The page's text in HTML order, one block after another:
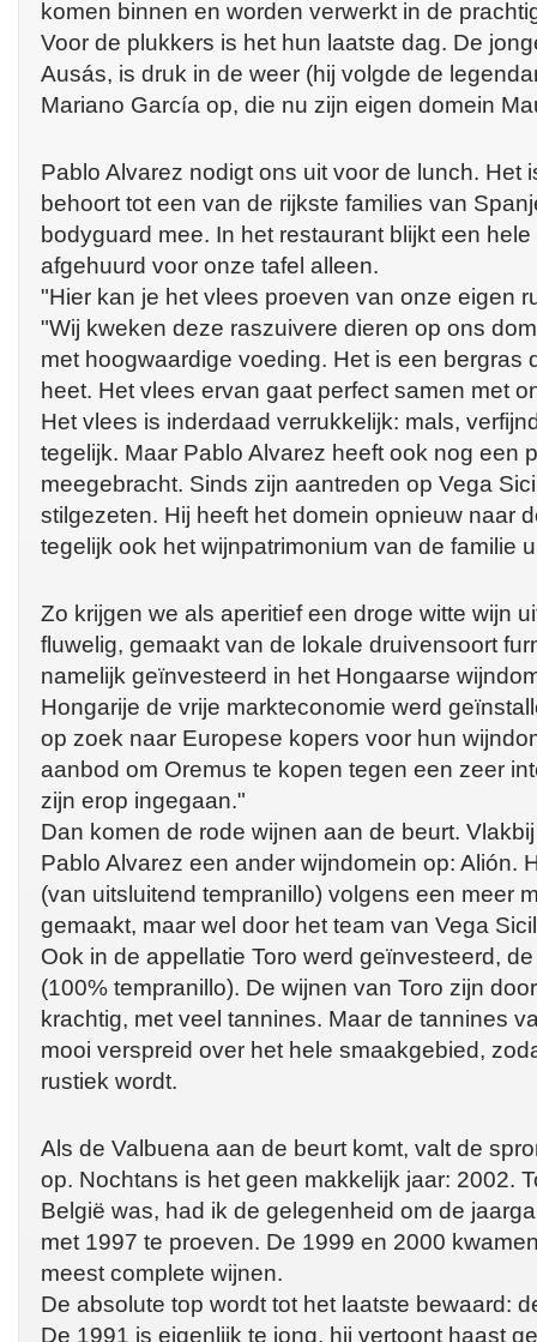
komen binnen en worden verwerkt in de
Voor de plukkers is het hun laatste dag. De
Ausás, is druk in de weer (hij volgde de
Mariano García op, die nu zijn eigen domein
Pablo Alvarez nodigt ons uit voor de lunch. Het
behoort tot een van de rijkste families van
bodyguard mee. In het restaurant blijkt een
afgehuurd voor onze tafel alleen.
"Hier kan je het vlees proeven van onze eigen
"Wij kweken deze raszuivere dieren op ons
met hoogwaardige voeding. Het is een bergras
heet. Het vlees ervan gaat perfect samen met
Het vlees is inderdaad verrukkelijk: mals,
tegelijk. Maar Pablo Alvarez heeft ook nog een
meegebracht. Sinds zijn aantreden op Vega
stilgezeten. Hij heeft het domein opnieuw naar
tegelijk ook het wijnpatrimonium van de familie
Zo krijgen we als aperitief een droge witte wijn
fluwelig, gemaakt van de lokale druivensoort
namelijk geïnvesteerd in het Hongaarse
Hongarije de vrije markteconomie werd
op zoek naar Europese kopers voor hun
aanbod om Oremus te kopen tegen een zeer
zijn erop ingegaan."
Dan komen de rode wijnen aan de beurt.
Pablo Alvarez een ander wijndomein op: Alión.
(van uitsluitend tempranillo) volgens een meer
gemaakt, maar wel door het team van Vega
Ook in de appellatie Toro werd geïnvesteerd,
(100% tempranillo). De wijnen van Toro zijn
krachtig, met veel tannines. Maar de tannines
mooi verspreid over het hele smaakgebied,
rustiek wordt.
Als de Valbuena aan de beurt komt, valt de
op. Nochtans is het geen makkelijk jaar: 2002.
België was, had ik de gelegenheid om de
met 1997 te proeven. De 1999 en 2000
meest complete wijnen.
De absolute top wordt tot het laatste bewaard:
De 1991 is eigenlijk te jong, hij vertoont haast